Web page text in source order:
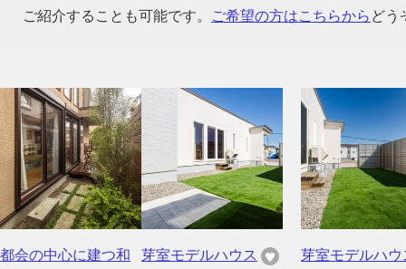
ご紹介することも可能です。
ご希望の方はこちらから どう
都会の中心に建つ和
芽室モデルハウス 芽室モデルハウ